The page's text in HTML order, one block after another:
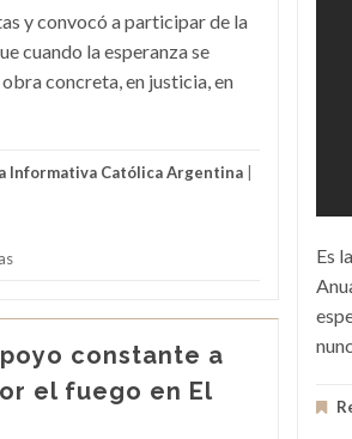
y convocó a participar de la
cuando la esperanza se
concreta, en justicia, en
Informativa Católica Argentina
Es
constante a
el fuego en El